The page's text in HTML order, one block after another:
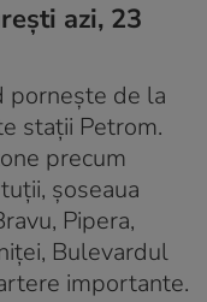
azi, 23
pornește de la
stații Petrom.
precum
șoseaua
Pipera,
Bulevardul
importante.